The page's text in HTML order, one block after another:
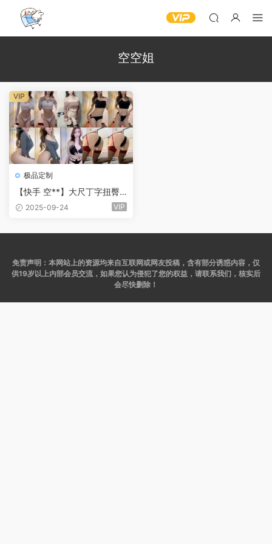
空空姐
极品定制
【快手 空**】大尺丁字扭臀
定制福利热舞 (7V/17分19)
2025-09-24 VIP
VIP
免责声明：本网站上的资源均来自互联网或网友投稿，含有部分诱惑内容，仅
供19岁以上内部会员交流，如果您认为侵犯了您的权益，请联系我们，核实后
会尽快删除！